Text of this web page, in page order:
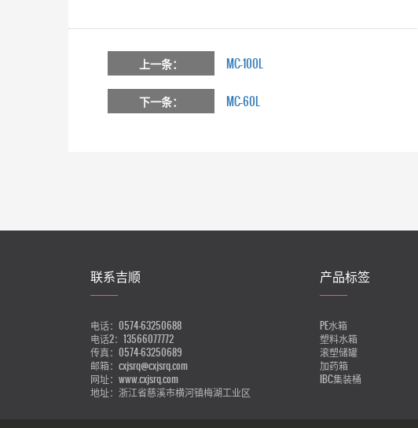
上一条： MC-100L
下一条： MC-60L
联系吉顺
电话： 0574-63250688
电话2： 13566077772
传真： 0574-63250689
邮箱： cxjsrq@cxjsrq.com
网址： www.cxjsrq.com
地址： 浙江省慈溪市横河镇梅湖工业区
产品标签
PE水箱
塑料水箱
滚塑储罐
加药箱
IBC集装桶